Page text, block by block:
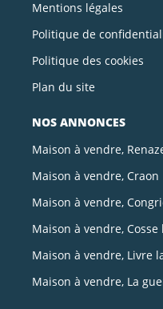
Mentions légales
Politique de
Politique des cookies
Plan du site
NOS ANNONCES
Maison à vendre,
Maison à vendre, Craon
Maison à vendre,
Maison à vendre, Cosse
Maison à vendre, Livre
Maison à vendre, La